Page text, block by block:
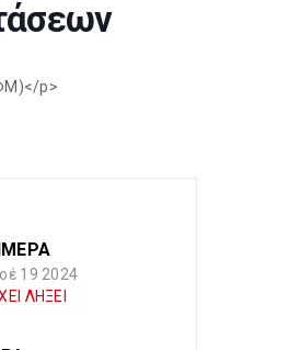
p>
19 2024
ΛΗΞΕΙ